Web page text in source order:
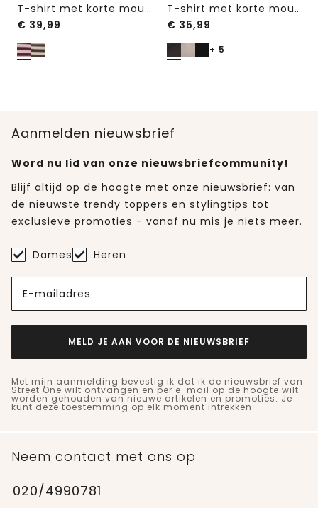
T-shirt met korte mouwen, ronde hals en strepen
€ 39,99
T-shirt met korte mouwen en ronde hals in effen kleur
€ 35,99
+ 5
Aanmelden nieuwsbrief
Word nu lid van onze nieuwsbriefcommunity!
Blijf altijd op de hoogte met onze nieuwsbrief: van
de nieuwste trendy toppers en stylingtips tot
exclusieve promoties - vanaf nu mis je niets meer.
Dames Heren
E-mailadres
MELD JE AAN VOOR DE NIEUWSBRIEF
Met mijn aanmelding bevestig ik dat ik de nieuwsbrief van
Street One wilt ontvangen en per e-mail op de hoogte wilt
worden gehouden van nieuwe artikelen en promoties. Je
kunt deze toestemming op elk moment intrekken.
Neem contact met ons op
020/4990781